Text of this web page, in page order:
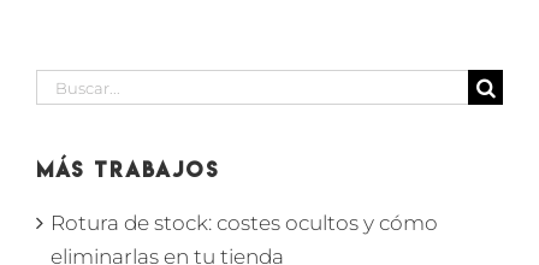
Buscar:
Más Trabajos
Rotura de stock: costes ocultos y cómo
eliminarlas en tu tienda